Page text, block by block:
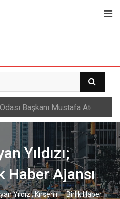
hanımlara yönelik
Yıldızı;
Haber Ajansı
Yıldızı; Kırşehir – Birlik Haber